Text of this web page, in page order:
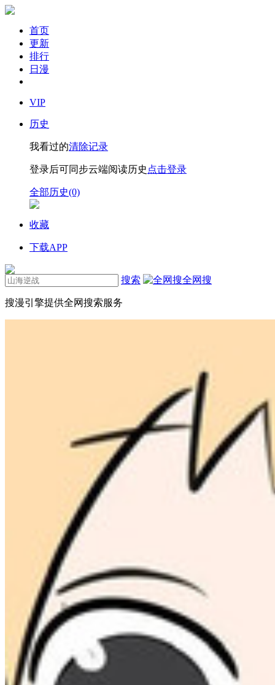
首页
更新
排行
日漫
VIP
历史
我看过的清除记录
登录后可同步云端阅读历史 点击登录
全部历史(0)
收藏
下载APP
搜索 全网搜
搜漫引擎提供全网搜索服务